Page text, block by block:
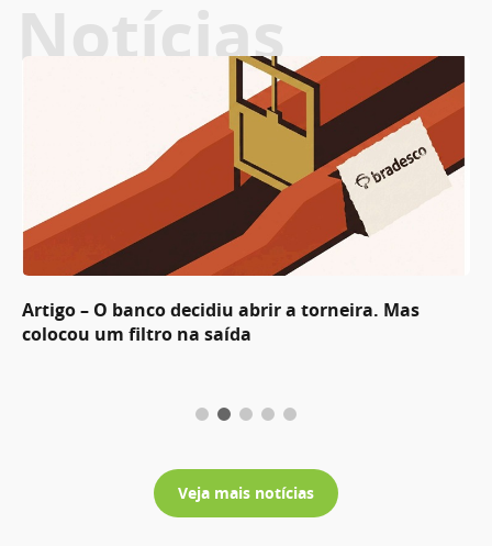
Notícias
Artigo – O banco decidiu abrir a torneira. Mas
colocou um filtro na saída
Veja mais notícias